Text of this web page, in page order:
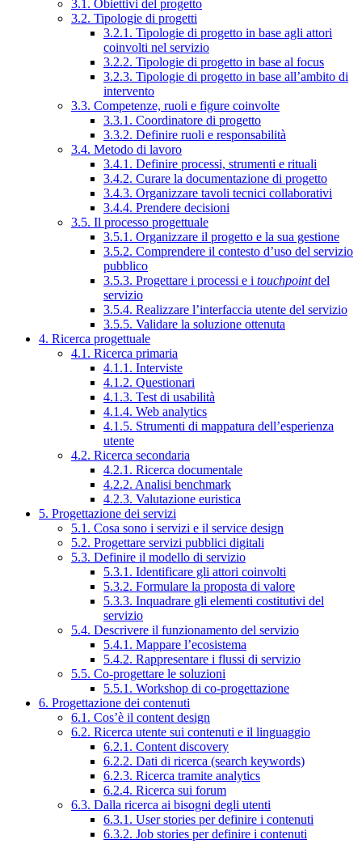
3.1. Obiettivi del progetto
3.2. Tipologie di progetti
3.2.1. Tipologie di progetto in base agli attori
coinvolti nel servizio
3.2.2. Tipologie di progetto in base al focus
3.2.3. Tipologie di progetto in base all’ambito di
intervento
3.3. Competenze, ruoli e figure coinvolte
3.3.1. Coordinatore di progetto
3.3.2. Definire ruoli e responsabilità
3.4. Metodo di lavoro
3.4.1. Definire processi, strumenti e rituali
3.4.2. Curare la documentazione di progetto
3.4.3. Organizzare tavoli tecnici collaborativi
3.4.4. Prendere decisioni
3.5. Il processo progettuale
3.5.1. Organizzare il progetto e la sua gestione
3.5.2. Comprendere il contesto d’uso del servizio
pubblico
3.5.3. Progettare i processi e i touchpointdel
servizio
3.5.4. Realizzare l’interfaccia utente del servizio
3.5.5. Validare la soluzione ottenuta
4. Ricerca progettuale
4.1. Ricerca primaria
4.1.1. Interviste
4.1.2. Questionari
4.1.3. Test di usabilità
4.1.4. Web analytics
4.1.5. Strumenti di mappatura dell’esperienza
utente
4.2. Ricerca secondaria
4.2.1. Ricerca documentale
4.2.2. Analisi benchmark
4.2.3. Valutazione euristica
5. Progettazione dei servizi
5.1. Cosa sono i servizi e il service design
5.2. Progettare servizi pubblici digitali
5.3. Definire il modello di servizio
5.3.1. Identificare gli attori coinvolti
5.3.2. Formulare la proposta di valore
5.3.3. Inquadrare gli elementi costitutivi del
servizio
5.4. Descrivere il funzionamento del servizio
5.4.1. Mappare l’ecosistema
5.4.2. Rappresentare i flussi di servizio
5.5. Co-progettare le soluzioni
5.5.1. Workshop di co-progettazione
6. Progettazione dei contenuti
6.1. Cos’è il content design
6.2. Ricerca utente sui contenuti e il linguaggio
6.2.1. Content discovery
6.2.2. Dati di ricerca (search keywords)
6.2.3. Ricerca tramite analytics
6.2.4. Ricerca sui forum
6.3. Dalla ricerca ai bisogni degli utenti
6.3.1. User stories per definire i contenuti
6.3.2. Job stories per definire i contenuti